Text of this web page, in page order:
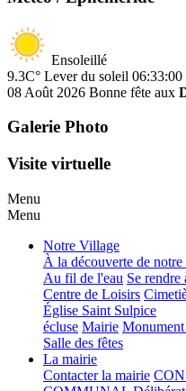
Ensoleillé
9.3C° Lever du soleil 06:33:00
08 Août 2026 Bonne fête aux
Galerie Photo
Visite virtuelle
Menu
Menu
Notre Village
À la découverte de
Au fil de l'eau Se rendre
Centre de Loisirs
Église Saint Sulpice
écluse Mairie
Salle des fêtes
La mairie
Contacter la mairie